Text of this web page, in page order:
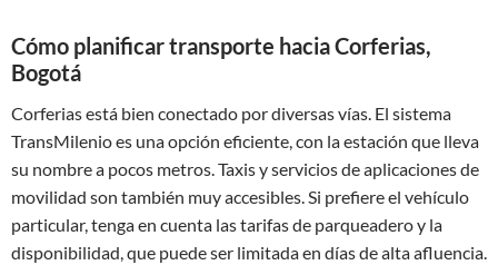
Cómo planificar transporte hacia Corferias,
Bogotá
Corferias está bien conectado por diversas vías. El sistema
TransMilenio es una opción eficiente, con la estación que lleva
su nombre a pocos metros. Taxis y servicios de aplicaciones de
movilidad son también muy accesibles. Si prefiere el vehículo
particular, tenga en cuenta las tarifas de parqueadero y la
disponibilidad, que puede ser limitada en días de alta afluencia.